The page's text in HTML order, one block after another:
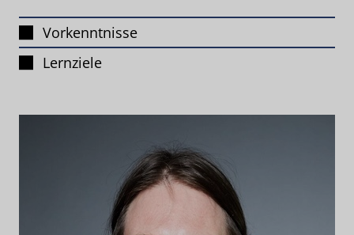
Vorkenntnisse
Lernziele